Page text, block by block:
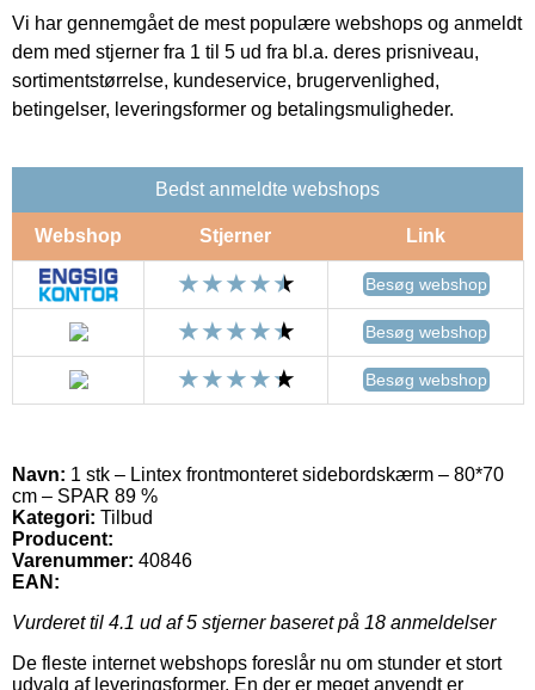
Vi har gennemgået de mest populære webshops og anmeldt
dem med stjerner fra 1 til 5 ud fra bl.a. deres prisniveau,
sortimentstørrelse, kundeservice, brugervenlighed,
betingelser, leveringsformer og betalingsmuligheder.
Bedst anmeldte webshops
Webshop Stjerner Link
Besøg webshop
Besøg webshop
Besøg webshop
Navn: 1 stk – Lintex frontmonteret sidebordskærm – 80*70
cm – SPAR 89 %
Kategori: Tilbud
Producent:
Varenummer: 40846
EAN:
Vurderet til 4.1 ud af 5 stjerner baseret på 18 anmeldelser
De fleste internet webshops foreslår nu om stunder et stort
udvalg af leveringsformer. En der er meget anvendt er